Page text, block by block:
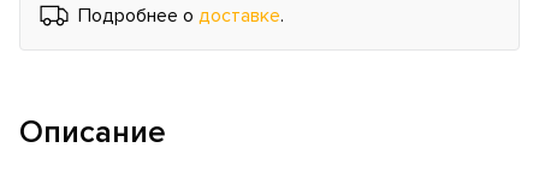
Подробнее о доставке.
Описание